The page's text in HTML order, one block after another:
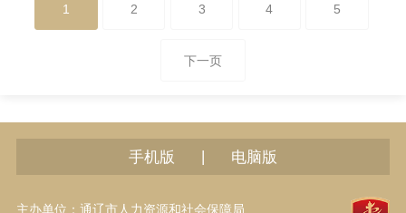
1 2 3 4 5
下一页
手机版 | 电脑版
主办单位：通辽市人力资源和社会保障局